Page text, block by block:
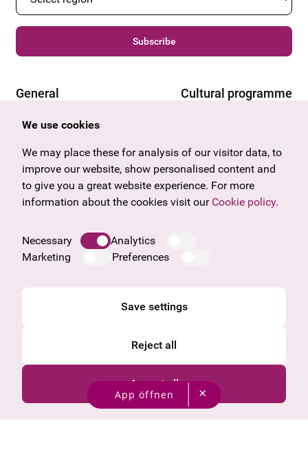
Subscribe
General
Offers & News
Gift voucher
Frequently asked questions
Legal notice
Data protection information
Cultural programme
Vorarlberg
Burgenland
Salzburg
Upper Austria
We use cookies
We may place these for analysis of our visitor data, to
improve our website, show personalised content and
to give you a great website experience. For more
information about the cookies visit our Cookie policy.
Necessary
Analytics
Marketing
Preferences
Save settings
Reject all
Accept all